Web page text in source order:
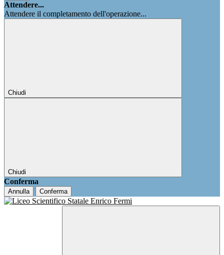
Attendere...
Attendere il completamento dell'operazione...
Chiudi
Chiudi
Conferma
Annulla Conferma